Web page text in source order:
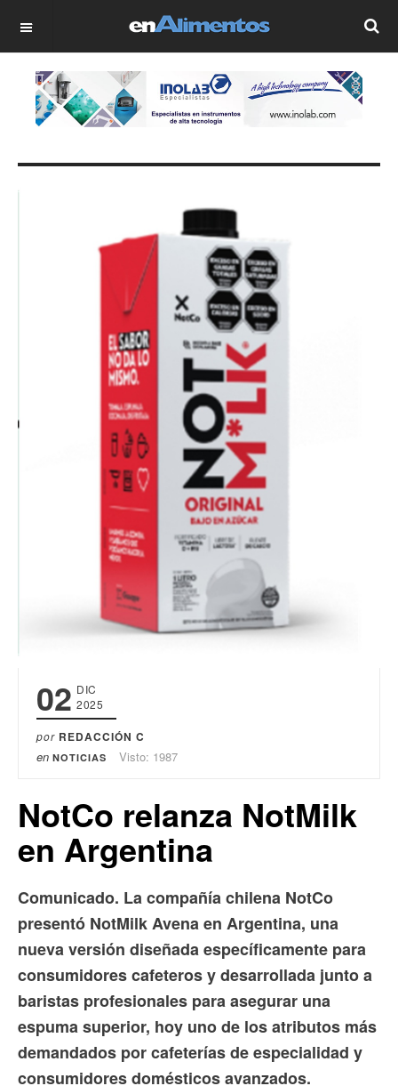
OFF CANVAS
02 DIC
2025
por REDACCIÓN C
en NOTICIAS Visto: 1987
NotCo relanza NotMilk
en Argentina
Comunicado. La compañía chilena NotCo
presentó NotMilk Avena en Argentina, una
nueva versión diseñada específicamente para
consumidores cafeteros y desarrollada junto a
baristas profesionales para asegurar una
espuma superior, hoy uno de los atributos más
demandados por cafeterías de especialidad y
consumidores domésticos avanzados.